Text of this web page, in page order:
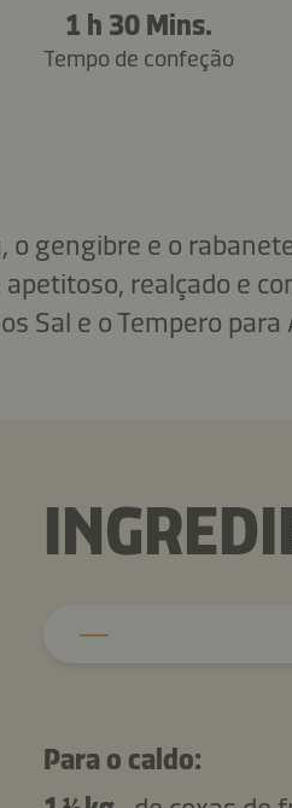
1 h 30 Mins.
Tempo de confeção
o gengibre e o
realçado e
Sal e o Tempero
Para o caldo: